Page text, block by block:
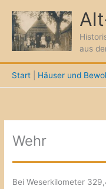
Inhalt
springen
aus
Start Häuser und
Wehr
Bei Weserkilometer